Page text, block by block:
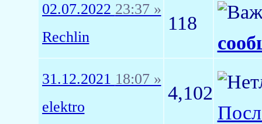
02.07.2022 23:37 »
Rechlin
118
31.12.2021 18:07 »
elektro
4,102